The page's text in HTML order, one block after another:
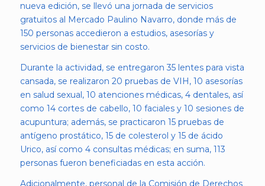
nueva edición, se llevó una jornada de servicios
gratuitos al Mercado Paulino Navarro, donde más de
150 personas accedieron a estudios, asesorías y
servicios de bienestar sin costo.
Durante la actividad, se entregaron 35 lentes para vista
cansada, se realizaron 20 pruebas de VIH, 10 asesorías
en salud sexual, 10 atenciones médicas, 4 dentales, así
como 14 cortes de cabello, 10 faciales y 10 sesiones de
acupuntura; además, se practicaron 15 pruebas de
antígeno prostático, 15 de colesterol y 15 de ácido
Urico, así como 4 consultas médicas; en suma, 113
personas fueron beneficiadas en esta acción.
Adicionalmente, personal de la Comisión de Derechos